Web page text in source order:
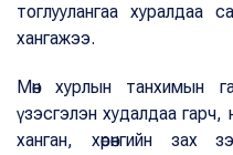
тоглуулангаа хуралдаа
хангажээ.
Мөн хурлын танхимын
үзэсгэлэн худалдаа
ханган, хөрөнгийн зах